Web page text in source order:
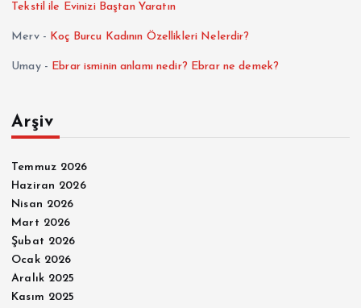
Tekstil ile Evinizi Baştan Yaratın
Merv- Koç Burcu Kadının Özellikleri Nelerdir?
Umay- Ebrar isminin anlamı nedir? Ebrar ne demek?
Arşiv
Temmuz 2026
Haziran 2026
Nisan 2026
Mart 2026
Şubat 2026
Ocak 2026
Aralık 2025
Kasım 2025